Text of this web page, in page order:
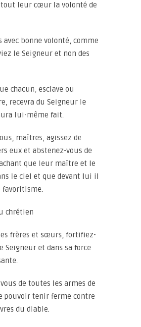
leur cœur la volonté de
avec bonne volonté, comme
le Seigneur et non des
chacun, esclave ou
recevra du Seigneur le
lui-même fait.
maîtres, agissez de
eux et abstenez-vous de
que leur maître et le
le ciel et que devant lui il
favoritisme.
chrétien
frères et sœurs, fortifiez-
Seigneur et dans sa force
de toutes les armes de
pouvoir tenir ferme contre
du diable.